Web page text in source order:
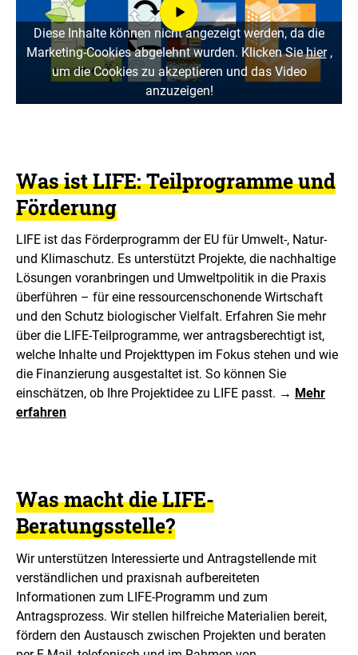
I
n
h
a
l
t
l
a
Diese Inhalte können nicht angezeigt werden, da die
Marketing-Cookies abgelehnt wurden. Klicken Siehier,
um die Cookies zu akzeptieren und das Video
anzuzeigen!
Was ist LIFE: Teilprogramme und
Förderung
LIFE ist das Förderprogramm der EU für Umwelt-, Natur-
und Klimaschutz. Es unterstützt Projekte, die nachhaltige
Lösungen voranbringen und Umweltpolitik in die Praxis
überführen – für eine ressourcenschonende Wirtschaft
und den Schutz biologischer Vielfalt. Erfahren Sie mehr
über die LIFE-Teilprogramme, wer antragsberechtigt ist,
welche Inhalte und Projekttypen im Fokus stehen und wie
die Finanzierung ausgestaltet ist. So können Sie
einschätzen, ob Ihre Projektidee zu LIFE passt. → Mehr
erfahren
Was macht die LIFE-
Beratungsstelle?
Wir unterstützen Interessierte und Antragstellende mit
verständlichen und praxisnah aufbereiteten
Informationen zum LIFE-Programm und zum
Antragsprozess. Wir stellen hilfreiche Materialien bereit,
fördern den Austausch zwischen Projekten und beraten